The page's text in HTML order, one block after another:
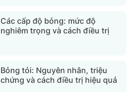
Các cấp độ bỏng: mức độ
nghiêm trọng và cách điều trị
Bỏng tỏi: Nguyên nhân, triệu
chứng và cách điều trị hiệu quả